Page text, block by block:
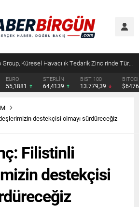
Çocuklara kesici alet satışına yasak ve ceza infazında yeni dönem
STERLİN
64,4139
BIST 100
13.779,39
BITCOIN
$64763
destekçisi olmayı sürdüreceğiz
Filistinli
destekçisi